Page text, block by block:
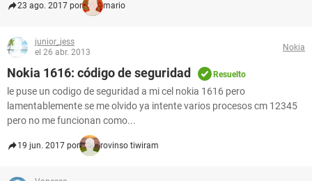
23 ago. 2017 por mario
junior_jess
el 26 abr. 2013
Nokia
Nokia 1616: código de seguridad Resuelto
le puse un codigo de seguridad a mi cel nokia 1616 pero
lamentablemente se me olvido ya intente varios procesos cm 12345
pero no me funcionan como...
19 jun. 2017 por rovinso tiwiram